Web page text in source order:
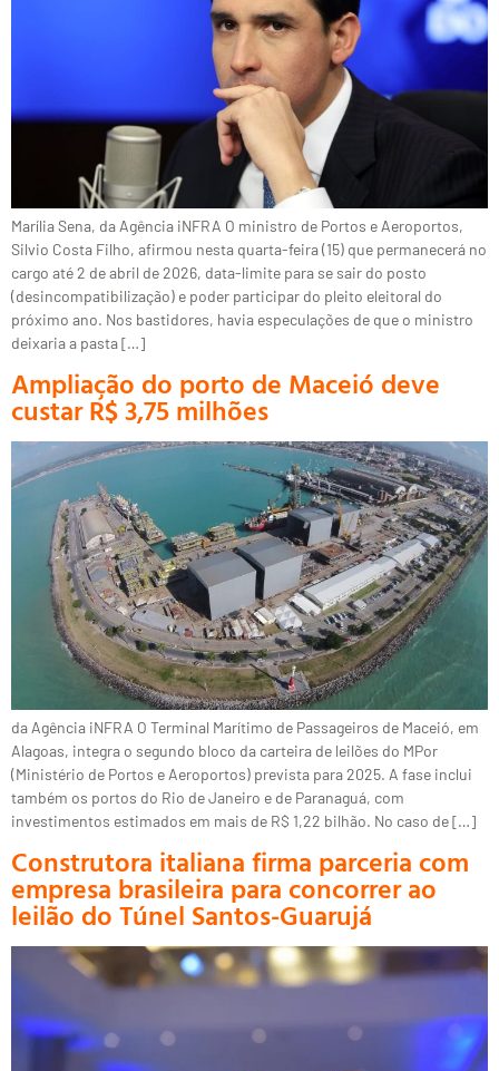
Marília Sena, da Agência iNFRA O ministro de Portos e Aeroportos,
Silvio Costa Filho, afirmou nesta quarta-feira (15) que permanecerá no
cargo até 2 de abril de 2026, data-limite para se sair do posto
(desincompatibilização) e poder participar do pleito eleitoral do
próximo ano. Nos bastidores, havia especulações de que o ministro
deixaria a pasta […]
Ampliação do porto de Maceió deve
custar R$ 3,75 milhões
da Agência iNFRA O Terminal Marítimo de Passageiros de Maceió, em
Alagoas, integra o segundo bloco da carteira de leilões do MPor
(Ministério de Portos e Aeroportos) prevista para 2025. A fase inclui
também os portos do Rio de Janeiro e de Paranaguá, com
investimentos estimados em mais de R$ 1,22 bilhão. No caso de […]
Construtora italiana firma parceria com
empresa brasileira para concorrer ao
leilão do Túnel Santos-Guarujá